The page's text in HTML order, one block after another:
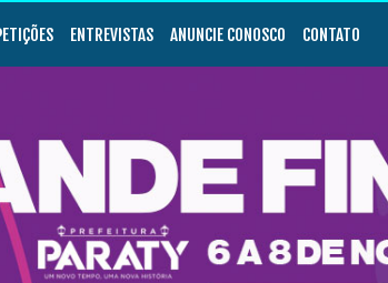
ENTREVISTAS ANUNCIE CONOSCO CONTATO